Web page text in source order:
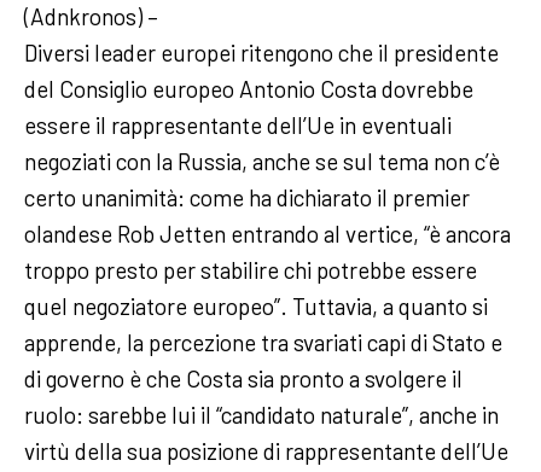
(Adnkronos) –
Diversi leader europei ritengono che il presidente
del Consiglio europeo Antonio Costa dovrebbe
essere il rappresentante dell’Ue in eventuali
negoziati con la Russia, anche se sul tema non c’è
certo unanimità: come ha dichiarato il premier
olandese Rob Jetten entrando al vertice, “è ancora
troppo presto per stabilire chi potrebbe essere
quel negoziatore europeo”. Tuttavia, a quanto si
apprende, la percezione tra svariati capi di Stato e
di governo è che Costa sia pronto a svolgere il
ruolo: sarebbe lui il “candidato naturale”, anche in
virtù della sua posizione di rappresentante dell’Ue